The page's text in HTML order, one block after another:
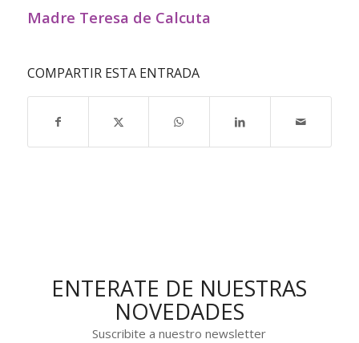
Madre Teresa de Calcuta
COMPARTIR ESTA ENTRADA
ENTERATE DE NUESTRAS
NOVEDADES
Suscribite a nuestro newsletter